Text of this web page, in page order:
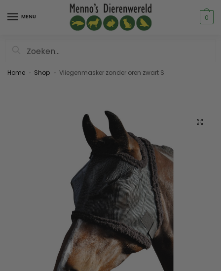
MENU 0
Home Shop Vliegenmasker zonder oren zwart S